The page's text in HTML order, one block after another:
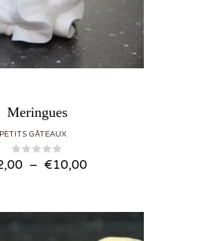
Meringues
PETITS GÂTEAUX
– €10,00Plage de prix : €2,00 à €10,00